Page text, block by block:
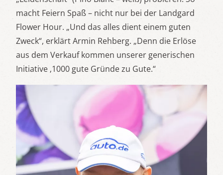
macht Feiern Spaß – nicht nur bei der Landgard
Flower Hour. „Und das alles dient einem guten
Zweck“, erklärt Armin Rehberg. „Denn die Erlöse
aus dem Verkauf kommen unserer generischen
Initiative ‚1000 gute Gründe zu Gute.“